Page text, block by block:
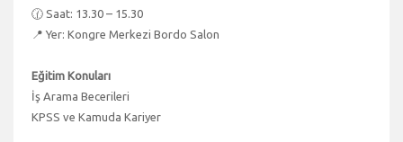
🕜 Saat: 13.30 – 15.30
📍 Yer: Kongre Merkezi Bordo Salon
Eğitim Konuları
İş Arama Becerileri
KPSS ve Kamuda Kariyer